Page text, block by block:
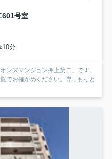
601号室
10分
ンズマンション押上第二」です。
でお確かめください。専... もっと